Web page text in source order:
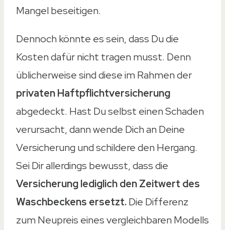
Mangel beseitigen.
Dennoch könnte es sein, dass Du die
Kosten dafür nicht tragen musst. Denn
üblicherweise sind diese im Rahmen der
privaten Haftpflichtversicherung
abgedeckt. Hast Du selbst einen Schaden
verursacht, dann wende Dich an Deine
Versicherung und schildere den Hergang.
Sei Dir allerdings bewusst, dass die
Versicherung lediglich den Zeitwert des
Waschbeckens ersetzt.Die Differenz
zum Neupreis eines vergleichbaren Modells